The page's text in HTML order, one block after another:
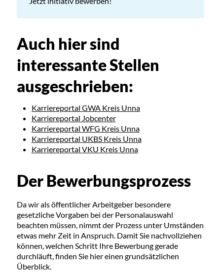
Auch hier sind
interessante Stellen
ausgeschrieben:
Karriereportal GWA Kreis Unna
Karriereportal Jobcenter
Karriereportal WFG Kreis Unna
Karriereportal UKBS Kreis Unna
Karriereportal VKU Kreis Unna
Der Bewerbungsprozess
Da wir als öffentlicher Arbeitgeber besondere
gesetzliche Vorgaben bei der Personalauswahl
beachten müssen, nimmt der Prozess unter Umständen
etwas mehr Zeit in Anspruch. Damit Sie nachvollziehen
können, welchen Schritt Ihre Bewerbung gerade
durchläuft, finden Sie hier einen grundsätzlichen
Überblick.